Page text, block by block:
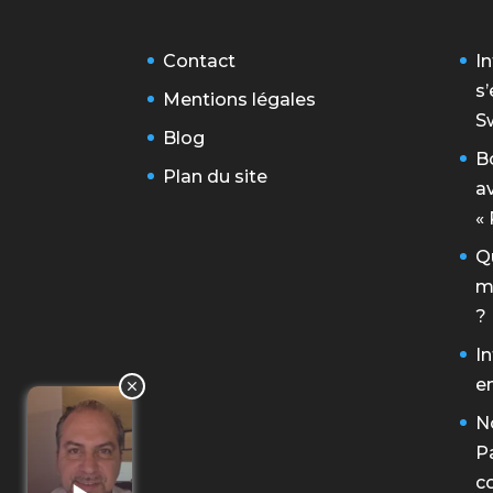
Contact
Mentions légales
Blog
Plan du site
«
?